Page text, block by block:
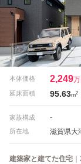
本体価格 2,249
延床面積 95.63m2
家族構成 -
所在地 滋賀県大
建築家と建てた住宅